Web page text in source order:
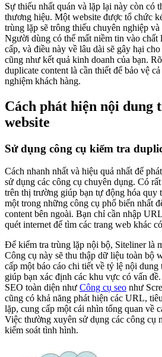
Sự thiếu nhất quán và lặp lại này còn có
thương hiệu. Một website được tổ chức
trùng lặp sẽ trông thiếu chuyên nghiệp
Người dùng có thể mất niềm tin vào
cấp, và điều này về lâu dài sẽ gây hại
cũng như kết quả kinh doanh của bạn.
duplicate content là cần thiết để bảo vệ
nghiệm khách hàng.
Cách phát hiện nội dung
website
Sử dụng công cụ kiểm tra
Cách nhanh nhất và hiệu quả nhất để
sử dụng các công cụ chuyên dụng. Có
trên thị trường giúp bạn tự động hóa quy
một trong những công cụ phổ biến nhất
content bên ngoài. Bạn chỉ cần nhập
quét internet để tìm các trang web khác
Để kiểm tra trùng lặp nội bộ, Siteliner là
Công cụ này sẽ thu thập dữ liệu toàn bộ
cấp một báo cáo chi tiết về tỷ lệ nội dung
giúp bạn xác định các khu vực có vấn
SEO toàn diện như Công cụ seo như
cũng có khả năng phát hiện các URL,
lặp, cung cấp một cái nhìn tổng quan về
Việc thường xuyên sử dụng các công cụ
kiểm soát tình hình.